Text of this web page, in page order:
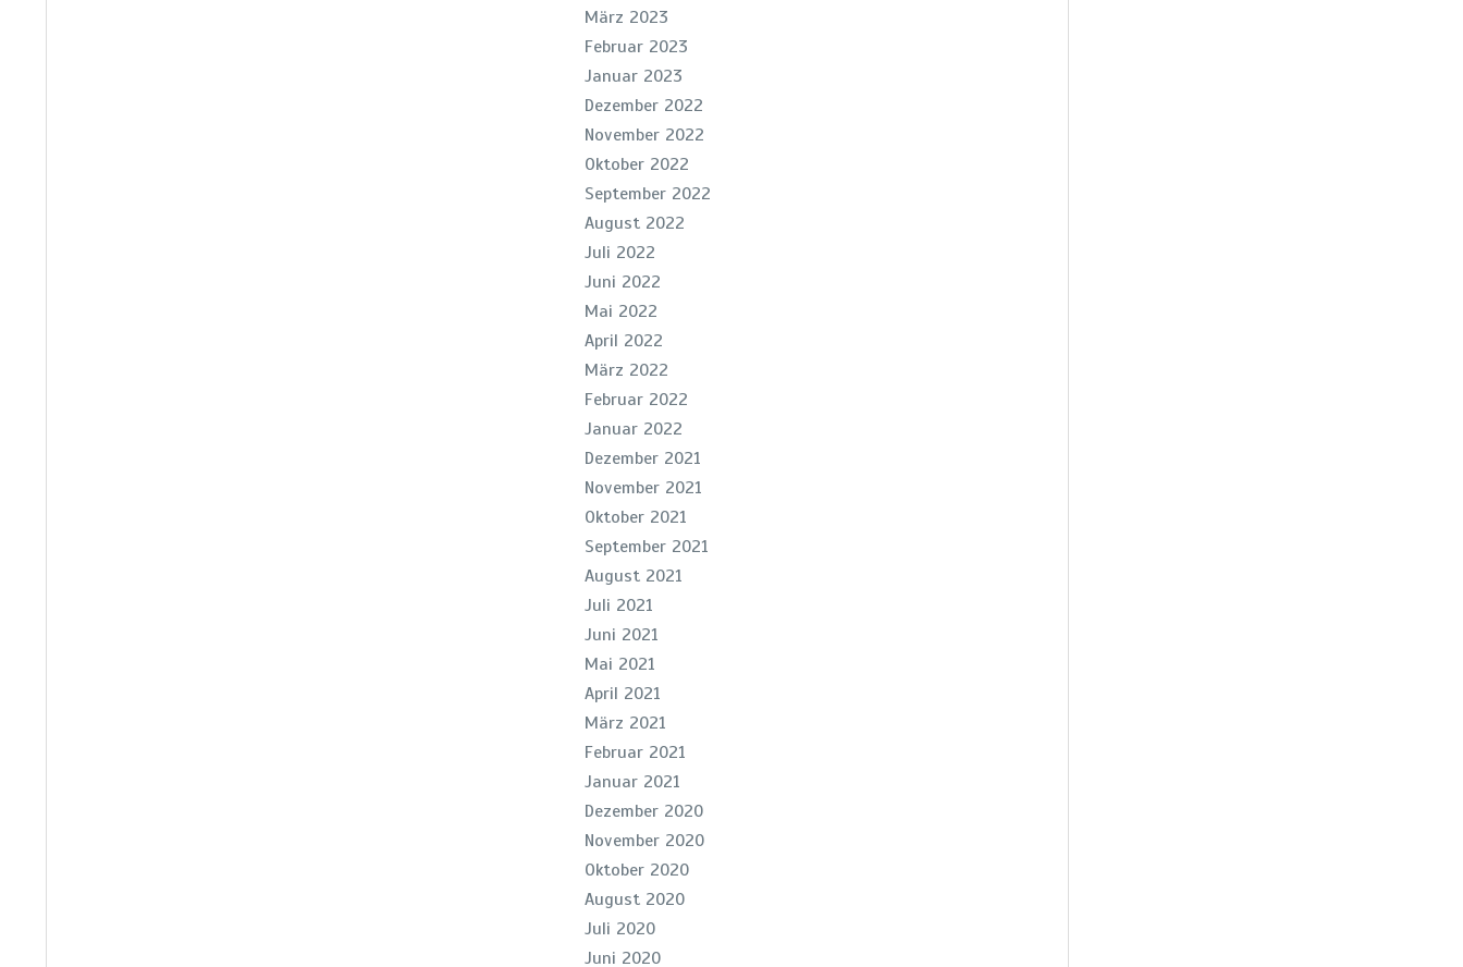
März 2023
Februar 2023
Januar 2023
Dezember 2022
November 2022
Oktober 2022
September 2022
August 2022
Juli 2022
Juni 2022
Mai 2022
April 2022
März 2022
Februar 2022
Januar 2022
Dezember 2021
November 2021
Oktober 2021
September 2021
August 2021
Juli 2021
Juni 2021
Mai 2021
April 2021
März 2021
Februar 2021
Januar 2021
Dezember 2020
November 2020
Oktober 2020
August 2020
Juli 2020
Juni 2020